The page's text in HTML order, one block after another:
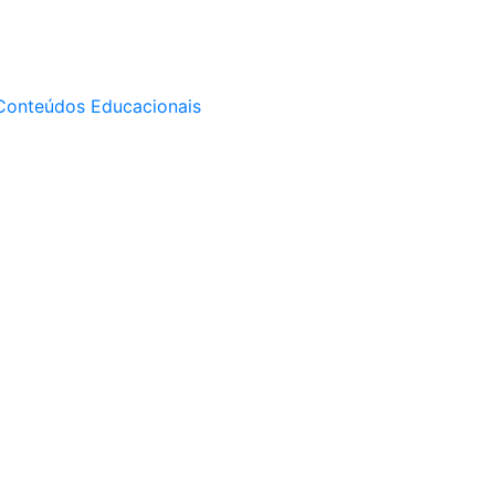
Educacionais